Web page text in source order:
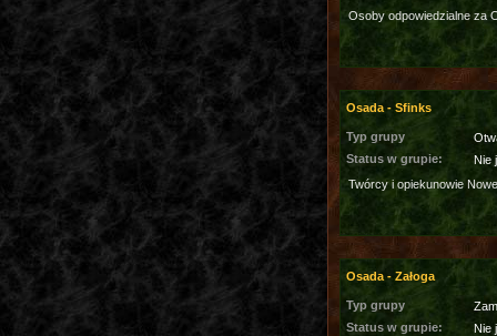
Osoby odpowiedzialne za
Osada - Sfinks
Typ grupy
Status w grupie:
Nie
Twórcy i opiekunowie
Osada - Załoga
Typ grupy
Status w grupie:
Nie